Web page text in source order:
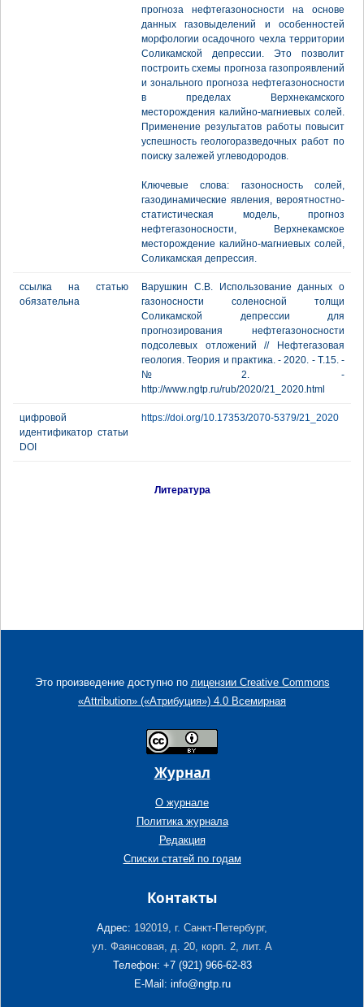
прогноза нефтегазоносности на основе
данных газовыделений и особенностей
морфологии осадочного чехла территории
Соликамской депрессии. Это позволит
построить схемы прогноза газопроявлений
и зонального прогноза нефтегазоносности
в пределах Верхнекамского
месторождения калийно-магниевых солей.
Применение результатов работы повысит
успешность геологоразведочных работ по
поиску залежей углеводородов.
Ключевые слова: газоносность солей,
газодинамические явления, вероятностно-
статистическая модель, прогноз
нефтегазоносности, Верхнекамское
месторождение калийно-магниевых солей,
Соликамская депрессия.
ссылка на статью
обязательна
Варушкин С.В. Использование данных о
газоносности соленосной толщи
Соликамской депрессии для
прогнозирования нефтегазоносности
подсолевых отложений // Нефтегазовая
геология. Теория и практика. - 2020. - Т.15. -
№2. -
http://www.ngtp.ru/rub/2020/21_2020.html
цифровой
идентификатор статьи
DOI
https://doi.org/10.17353/2070-5379/21_2020
Литература
Это произведение доступно по лицензии Creative Commons
«Attribution» («Атрибуция») 4.0 Всемирная
Журнал
О журнале
Политика журнала
Редакция
Списки статей по годам
Контакты
Адрес: 192019, г. Санкт-Петербург,
ул. Фаянсовая, д. 20, корп. 2, лит. А
Телефон: +7 (921) 966-62-83
E-Mail: info@ngtp.ru